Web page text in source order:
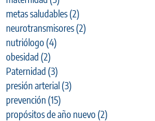
metas saludables(2)
neurotransmisores(2)
nutriólogo (4)
obesidad (2)
Paternidad (3)
presión arterial(3)
prevención (15)
propósitos de año nuevo (2)